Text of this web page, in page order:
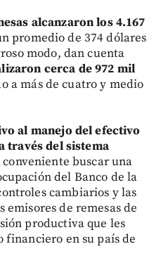
alcanzaron los 4.167
promedio de 374 dólares
modo, dan cuenta
cerca de 972 mil
a más de cuatro y medio
al manejo del efectivo
través del sistema
buscar una
del Banco de la
cambiarios y las
emisores de remesas de
productiva que les
en su país de